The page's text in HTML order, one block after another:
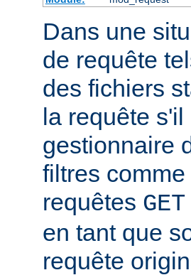
Dans une
de requête
des fichiers
la requête
gestionnaire
filtres
requêtes GET
en tant que
requête